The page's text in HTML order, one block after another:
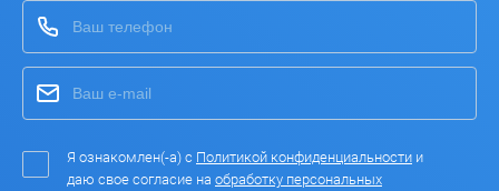
Я ознакомлен(-а) с Политикой конфиденциальности и
даю свое согласие на обработку персональных